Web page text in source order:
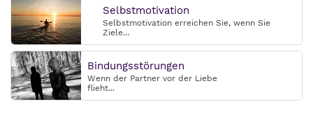
Selbstmotivation
Selbstmotivation erreichen Sie, wenn Sie
Ziele...
Bindungsstörungen
Wenn der Partner vor der Liebe
flieht...